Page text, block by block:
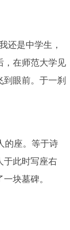
还是中学生，
，在师范大学见
眼前。于一刹
的座。等于诗
于此时写座右
块墓碑。